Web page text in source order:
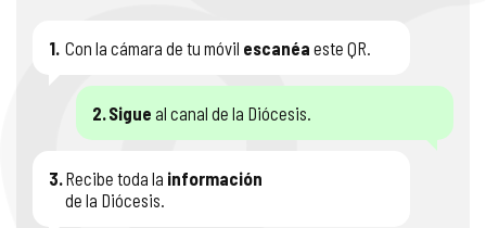
1. Con la cámara de tu móvil escanéa este QR.
2.Sigue al canal de la Diócesis.
3.Recibe toda la información
de la Diócesis.